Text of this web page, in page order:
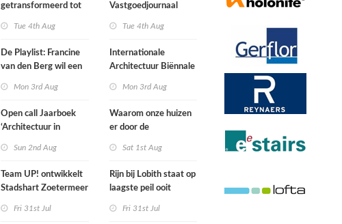
getransformeerd tot
makersplaats in
Nijmegen
Tue 4th Aug
De Playlist: Francine
van den Berg wil een
Mon 3rd Aug
Open call Jaarboek
‘Architectuur in
Sun 2nd Aug
Team UP! ontwikkelt
Stadshart Zoetermeer
Fri 31st Jul
Vastgoedjournaal
Tue 4th Aug
Internationale
Architectuur Biënnale
Mon 3rd Aug
Waarom onze huizen
er door de
anders gaan uitzien
Sat 1st Aug
Rijn bij Lobith staat op
laagste peil ooit
Fri 31st Jul